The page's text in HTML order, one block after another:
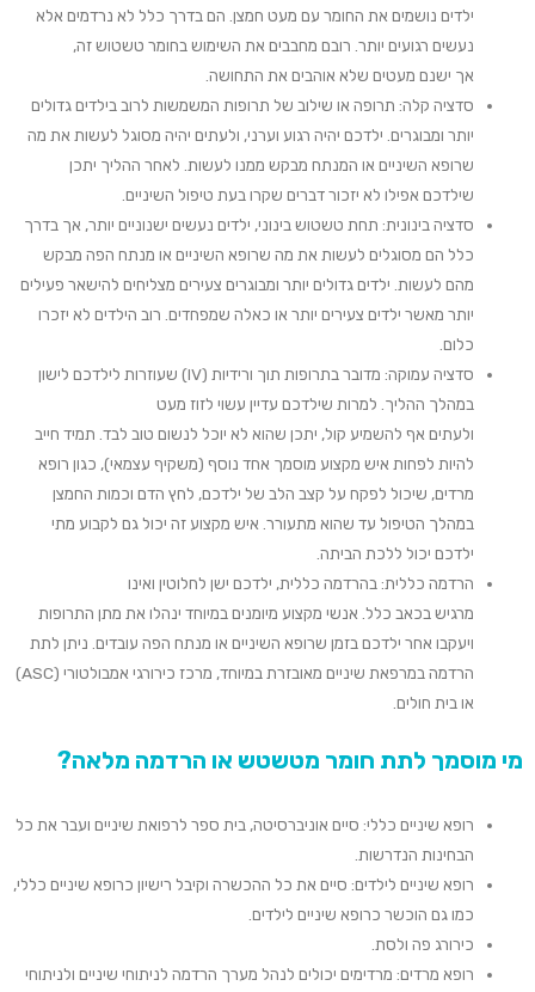
ילדים נושמים את החומר עם מעט חמצן. הם בדרך כלל לא נרדמים אלא
נעשים רגועים יותר. רובם מחבבים את השימושבחומר טשטוש זה,
אך ישנם מעטים שלא אוהבים את התחושה.
סדציה קלה: תרופה או שילוב של תרופות המשמשות לרובבילדים גדולים
יותר ומבוגרים. ילדכם יהיה רגוע וערני, ולעתים יהיה מסוגל לעשות את מה
שרופא השיניים או המנתח מבקש ממנו לעשות. לאחר ההליך יתכן
שילדכם אפילו לא יזכורדברים שקרו בעת טיפול השיניים.
סדציהבינונית: תחת טשטושבינוני, ילדים נעשים ישנוניים יותר, אך בדרך
כלל הם מסוגלים לעשות את מה שרופא השיניים או מנתח הפה מבקש
מהם לעשות. ילדים גדולים יותר ומבוגרים צעירים מצליחים להישאר פעילים
יותר מאשר ילדים צעירים יותר או כאלה שמפחדים. רוב הילדים לא יזכרו
כלום.
סדציה עמוקה: מדובר בתרופות תוך ורידיות (IV
) שעוזרות לילדכם לישון
במהלך ההליך. למרות שילדכם עדיין עשוי לזוז מעט
ולעתים אף להשמיע קול, יתכן שהוא לא יוכל לנשום טוב לבד. תמיד חייב
להיות לפחות איש מקצוע מוסמך אחד נוסף (משקיף עצמאי), כגון רופא
מרדים, שיכול לפקח על קצב הלב של ילדכם, לחץ הדם וכמות החמצן
במהלך הטיפול עד שהוא מתעורר. איש מקצוע זה יכול גם לקבוע מתי
ילדכם יכול ללכת הביתה.
הרדמה כללית:בהרדמה כללית, ילדכם ישן לחלוטין ואינו
מרגישבכאב כלל. אנשי מקצוע מיומנים במיוחד ינהלו את מתן התרופות
ויעקבו אחר ילדכם בזמן שרופא השיניים או מנתח הפה עובדים. ניתן לתת
הרדמה במרפאת שיניים מאובזרתבמיוחד, מרכז כירורגי אמבולטורי (ASC
)
או בית חולים.
מי מוסמך לתת חומר מטשטש או הרדמה מלאה?
רופא שיניים כללי: סיים אוניברסיטה, בית ספר לרפואת שיניים ועבר את כל
הבחינות הנדרשות.
רופא שיניים לילדים: סיים את כל ההכשרה וקיבל רישיון כרופא שיניים כללי,
כמו גם הוכשר כרופא שיניים לילדים.
כירורג פה ולסת.
רופא מרדים: מרדימים יכולים לנהל מערך הרדמה לניתוחי שיניים ולניתוחי